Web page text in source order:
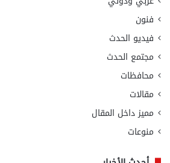
فنون
فيديو الحدث
مجتمع الحدث
محافظات
مقالات
مميز داخل المقال
منوعات